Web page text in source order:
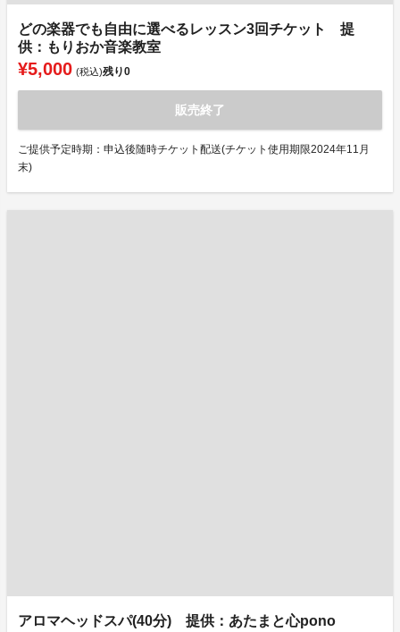
どの楽器でも自由に選べるレッスン3回チケット 提
供：もりおか音楽教室
¥5,000 (税込)残り0
販売終了
ご提供予定時期：申込後随時チケット配送(チケット使用期限2024年11月
末)
アロマヘッドスパ(40分) 提供：あたまと心pono